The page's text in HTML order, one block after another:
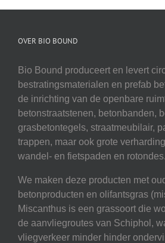
OVER BIO BOUND
Bio Bound produceert en levert
bestratingsmaterialen en prefab
de inrichting van de openbare
betonstraatstenen, betonbanden,
grasbetontegels, straatmeubilair,
trappen, maar ook grote
wandel- en fietspaden en rotondes.
We maken deze producten met
betonproducten en olifantsgras
Miscanthus is een grassoort die
de aanvliegroutes van Schiphol,
vliegverkeer minder hinder